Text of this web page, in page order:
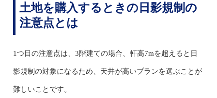
土地を購入するときの日影規制の
注意点とは
1つ目の注意点は、3階建ての場合、軒高7mを超えると日
影規制の対象になるため、天井が高いプランを選ぶことが
難しいことです。